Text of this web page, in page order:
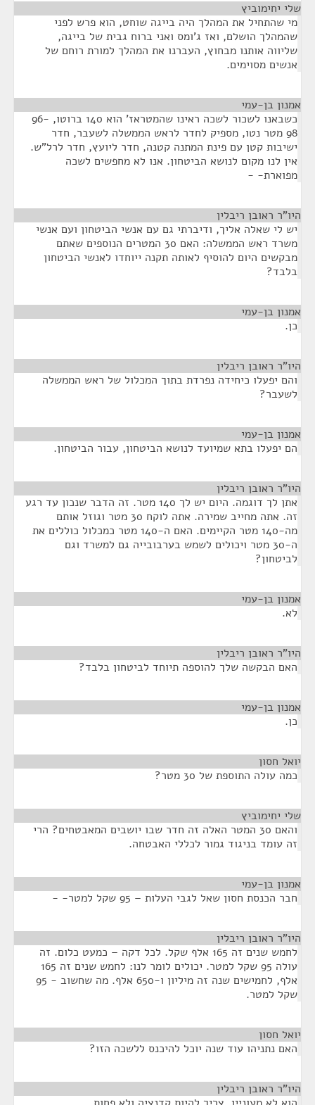
שלי יחימוביץ
מי שהתחיל את המהלך היה בייגה שוחט, הוא פרש לפני
שהמהלך הושלם, ואז ג'ומס ואני ברוח גבית של בייגה,
שליווה אותנו מבחוץ, העברנו את המהלך למורת רוחם של
אנשים מסוימים.
אמנון בן-עמי
כשבאנו לשכור לשכה ראינו שהמטראז' הוא 140 ברוטו, 96-
98 מטר נטו, מספיק לחדר לראש הממשלה לשעבר, חדר
ישיבות קטן עם פינת המתנה קטנה, חדר ליועץ, חדר לרל"ש.
אין לנו מקום לנושא הביטחון. אנו לא מחפשים לשכה
מפוארת- -
היו"ר ראובן ריבלין
יש לי שאלה אליך, ודיברתי גם עם אנשי הביטחון ועם אנשי
משרד ראש הממשלה: האם 30 המטרים הנוספים שאתם
מבקשים היום להוסיף לאותה תקנה ייוחדו לאנשי הביטחון
בלבד?
אמנון בן-עמי
כן.
היו"ר ראובן ריבלין
והם יפעלו כיחידה נפרדת בתוך המכלול של ראש הממשלה
לשעבר?
אמנון בן-עמי
הם יפעלו בתא שמיועד לנושא הביטחון, עבור הביטחון.
היו"ר ראובן ריבלין
אתן לך דוגמה. היום יש לך 140 מטר. זה הדבר שנכון עד רגע
זה. אתה מחייב שמירה. אתה לוקח 30 מטר וגוזל אותם
מה-140 מטר הקיימים. האם ה-140 מטר כמכלול כוללים את
ה-30 מטר ויכולים לשמש בערבובייה גם למשרד וגם
לביטחון?
אמנון בן-עמי
לא.
היו"ר ראובן ריבלין
האם הבקשה שלך להוספה תיוחד לביטחון בלבד?
אמנון בן-עמי
כן.
יואל חסון
כמה עולה התוספת של 30 מטר?
שלי יחימוביץ
והאם 30 המטר האלה זה חדר שבו יושבים המאבטחים? הרי
זה עומד בניגוד גמור לכללי האבטחה.
אמנון בן-עמי
חבר הכנסת חסון שאל לגבי העלות – 95 שקל למטר- -
היו"ר ראובן ריבלין
לחמש שנים זה 165 אלף שקל. לכל דקה – כמעט כלום. זה
עולה 95 שקל למטר. יכולים לומר לנו: לחמש שנים זה 165
אלף, לחמישים שנה זה מיליון ו-650 אלף. מה שחשוב - 95
שקל למטר.
יואל חסון
האם נתניהו עוד שנה יוכל להיכנס ללשכה הזו?
היו"ר ראובן ריבלין